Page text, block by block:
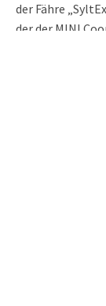
der Fähre
der der MINI